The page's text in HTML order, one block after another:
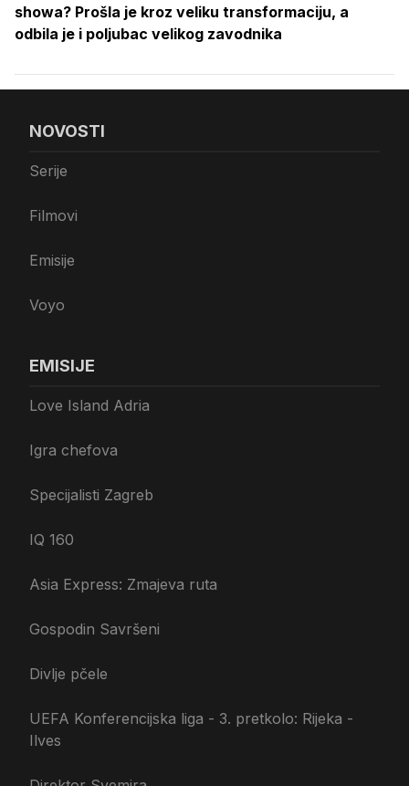
showa? Prošla je kroz veliku transformaciju, a
odbila je i poljubac velikog zavodnika
NOVOSTI
Serije
Filmovi
Emisije
Voyo
EMISIJE
Love Island Adria
Igra chefova
Specijalisti Zagreb
IQ 160
Asia Express: Zmajeva ruta
Gospodin Savršeni
Divlje pčele
UEFA Konferencijska liga - 3. pretkolo: Rijeka -
Ilves